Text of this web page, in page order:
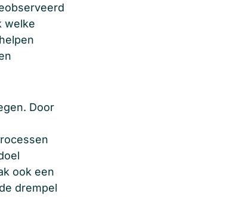
welke
Door
ook een
drempel